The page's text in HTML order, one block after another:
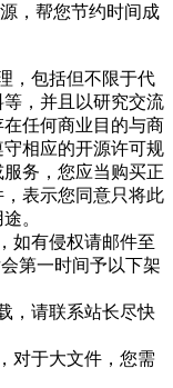
，帮您节约时间成
，包括但不限于代
，并且以研究交流
任何商业目的与商
相应的开源许可规
务，您应当购买正
表示您同意只将此
。
如有侵权请邮件至
会第一时间予以下架
，请联系站长尽快
对于大文件，您需